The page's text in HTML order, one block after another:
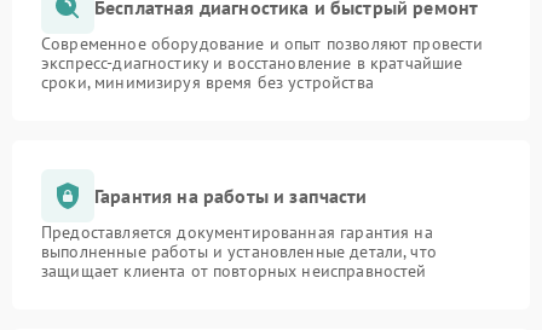
Бесплатная диагностика и быстрый ремонт
Современное оборудование и опыт позволяют провести
экспресс-диагностику и восстановление в кратчайшие
сроки, минимизируя время без устройства
Гарантия на работы и запчасти
Предоставляется документированная гарантия на
выполненные работы и установленные детали, что
защищает клиента от повторных неисправностей